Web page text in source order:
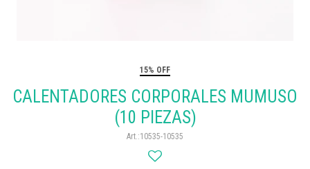
15% OFF
CALENTADORES CORPORALES MUMUSO
(10 PIEZAS)
10535-10535